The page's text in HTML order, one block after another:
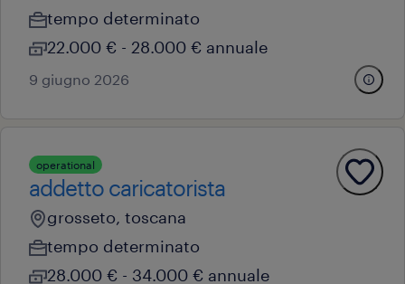
tempo determinato
22.000 € - 28.000 € annuale
9 giugno 2026
operational
addetto caricatorista
grosseto, toscana
tempo determinato
28.000 € - 34.000 € annuale